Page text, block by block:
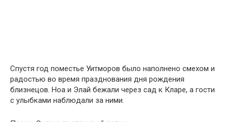
Спустя год поместье Уитморов было наполнено смехом и
радостью во время празднования дня рождения
близнецов. Ноа и Элай бежали через сад к Кларе, а гости
с улыбками наблюдали за ними.